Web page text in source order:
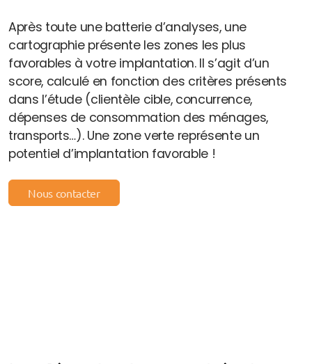
Après toute une batterie d’analyses, une
cartographie présente les zones les plus
favorables à votre implantation. Il s’agit d’un
score, calculé en fonction des critères présents
dans l’étude (clientèle cible, concurrence,
dépenses de consommation des ménages,
transports…). Une zone verte représente un
potentiel d’implantation favorable !
Nous contacter